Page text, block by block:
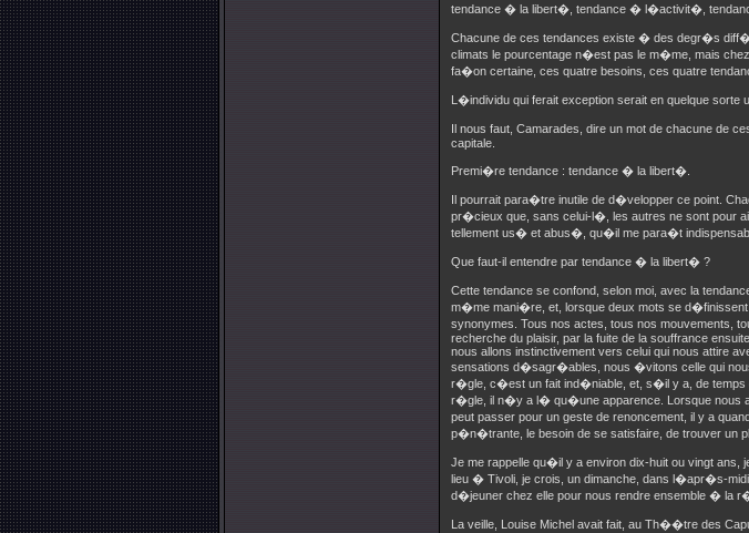
tendance � la libert�, tendance � l�activit�,
Chacune de ces tendances existe � des degr�s
climats le pourcentage n�est pas le m�me, mais
fa�on certaine, ces quatre besoins, ces quatre
L�individu qui ferait exception serait en quelque
Il nous faut, Camarades, dire un mot de chacune de
capitale.
Premi�re tendance : tendance � la libert�.
Il pourrait para�tre inutile de d�velopper ce point.
pr�cieux que, sans celui-l�, les autres ne sont pour
tellement us� et abus�, qu�il me para�t
Que faut-il entendre par tendance � la libert� ?
Cette tendance se confond, selon moi, avec la
m�me mani�re, et, lorsque deux mots se
synonymes. Tous nos actes, tous nos
recherche du plaisir, par la fuite de la souffrance
nous allons instinctivement vers celui qui nous attire
sensations d�sagr�ables, nous �vitons celle qui
r�gle, c�est un fait ind�niable, et, s�il y a, de temps
r�gle, il n�y a l� qu�une apparence. Lorsque nous
peut passer pour un geste de renoncement, il y a
p�n�trante, le besoin de se satisfaire, de trouver un
Je me rappelle qu�il y a environ dix-huit ou vingt
lieu � Tivoli, je crois, un dimanche, dans l�apr�s-
d�jeuner chez elle pour nous rendre ensemble � la
La veille, Louise Michel avait fait, au Th��tre des